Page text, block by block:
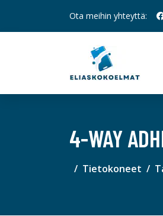
Ota meihin yhteyttä:
4-WAY
Tietokoneet